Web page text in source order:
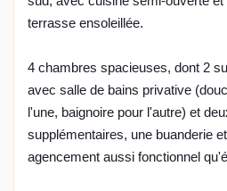
terrasse ensoleillée.
4 chambres spacieuses, dont 2
avec salle de bains privative
l'une, baignoire pour l'autre) et
supplémentaires, une buanderie
agencement aussi fonctionnel